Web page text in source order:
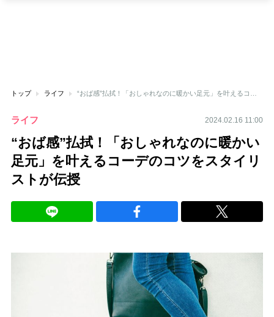
トップ ライフ
ライフ 2024.02.16 11:00
“おば感”払拭！「おしゃれなのに暖かい
足元」を叶えるコーデのコツをスタイリ
ストが伝授